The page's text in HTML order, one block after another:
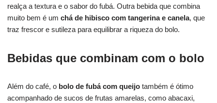
realça a textura e o sabor do fubá. Outra bebida que combina
muito bem é um chá de hibisco com tangerina e canela, que
traz frescor e sutileza para equilibrar a riqueza do bolo.
Bebidas que combinam com o bolo
Além do café, o bolo de fubá com queijo também é ótimo
acompanhado de sucos de frutas amarelas, como abacaxi,